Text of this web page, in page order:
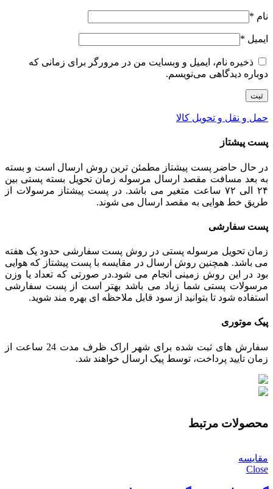
نام *
ایمیل *
ذخیره نام، ایمیل و وبسایت من در مرورگر برای زمانی که
دوباره دیدگاهی می‌نویسم.
حمل و نقل و تحویل کالا
پست پیشتاز
در حال حاضر پست پیشتاز مطمئن ترین روش ارسال است و بسته
به بعد مسافت مقصد ارسال مرسوله زمان تحویل بسته پستی بین
۲۴ الی ۷۲ ساعت متغیر می باشد. در پست پیشتاز مرسولات از
طریق خط هوایی به مقصد ارسال می شوند.
پست سفارشی
زمان تحویل مرسوله پستی در روش پست سفارشی حدود یک هفته
می باشد. همچنین روش ارسال در مقایسه با پست پیشتاز که هوایی
بود در این روش زمینی انجام می شود.در صورتی که تعداد یا وزن
مرسولات پستی شما زیاد می باشد بهتر است از پست سفارشی
استفاده شود تا بتوانید از سود قابل ملاحظه ای بهره مند شوید.
پیک موتوری
سفارش های ثبت شده برای شهر اراک ظرف مدت 24 ساعت از
زمان تایید پرداخت، توسط پیک ارسال خواهند شد.
محصولات مرتبط
مقایسه
Close